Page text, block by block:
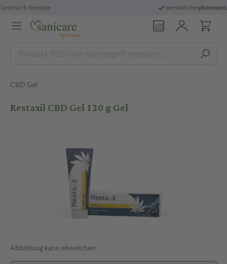
pharmazeutische Beratung
CBD Gel
Restaxil CBD Gel 120 g Gel
Abbildung kann abweichen